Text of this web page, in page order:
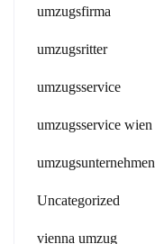
umzugsfirma
umzugsritter
umzugsservice
umzugsservice wien
umzugsunternehmen
Uncategorized
vienna umzug